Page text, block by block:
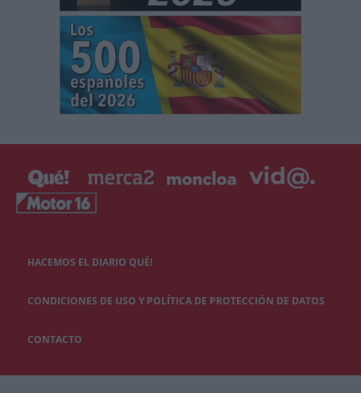
HACEMOS EL DIARIO QUÉ!
CONDICIONES DE USO Y POLÍTICA DE PROTECCIÓN DE DATOS
CONTACTO